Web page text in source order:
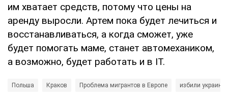
им хватает средств, потому что цены на
аренду выросли. Артем пока будет лечиться и
восстанавливаться, а когда сможет, уже
будет помогать маме, станет автомехаником,
а возможно, будет работать и в IT.
Польша Краков Проблема мигрантов в Европе избили